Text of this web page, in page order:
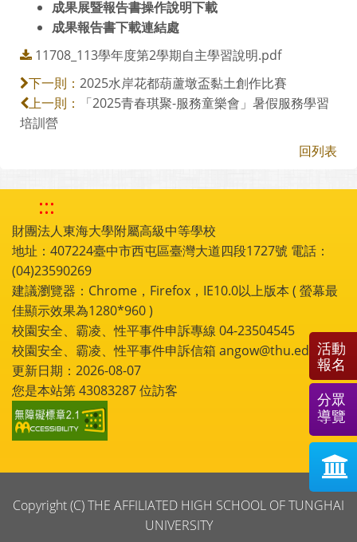
成果展暨報告書操作說明下載
成果報告書下載連結處
11708_113學年度第2學期自主學習說明.pdf
下一則： 2025水岸花都葫蘆墩盃黏土創作比賽
上一則：
「2025青春琪聚-服務童樂會」暑假服務學習
培訓營
回列表
:::
財團法人東海大學附屬高級中等學校
地址：407224臺中市西屯區臺灣大道四段1727號 電話：
(04)23590269
建議瀏覽器：Chrome，Firefox，IE10.0以上版本 ( 螢幕最
佳顯示效果為1280*960 )
校園安全、霸凌、性平事件申訴專線 04-23504545
校園安全、霸凌、性平事件申訴信箱 angow@thu.edu.tw
更新日期：2026-08-07
您是本站第43083287位訪客
Copyright (C) THE AFFILIATED HIGH SCHOOL OF TUNGHAI
UNIVERSITY
活動
報名
分眾
導覽